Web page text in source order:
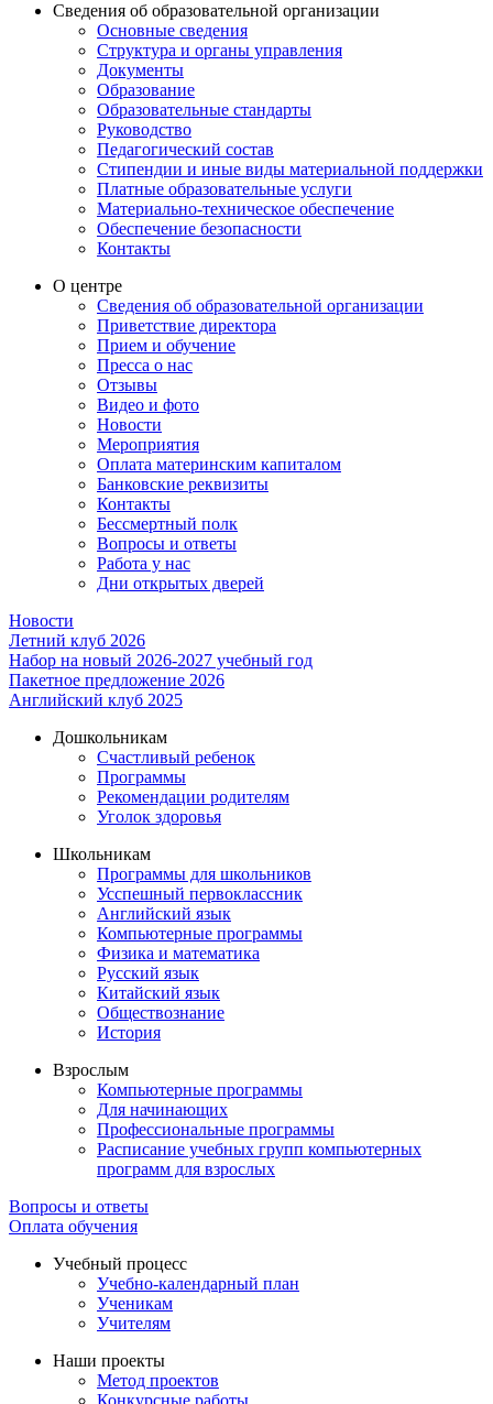
Сведения об образовательной организации
Основные сведения
Структура и органы управления
Документы
Образование
Образовательные стандарты
Руководство
Педагогический состав
Стипендии и иные виды материальной поддержки
Платные образовательные услуги
Материально-техническое обеспечение
Обеспечение безопасности
Контакты
О центре
Сведения об образовательной организации
Приветствие директора
Прием и обучение
Пресса о нас
Отзывы
Видео и фото
Новости
Мероприятия
Оплата материнским капиталом
Банковские реквизиты
Контакты
Бессмертный полк
Вопросы и ответы
Работа у нас
Дни открытых дверей
Новости
Летний клуб 2026
Набор на новый 2026-2027 учебный год
Пакетное предложение 2026
Английский клуб 2025
Дошкольникам
Счастливый ребенок
Программы
Рекомендации родителям
Уголок здоровья
Школьникам
Программы для школьников
Усспешный первоклассник
Английский язык
Компьютерные программы
Физика и математика
Русский язык
Китайский язык
Обществознание
История
Взрослым
Компьютерные программы
Для начинающих
Профессиональные программы
Расписание учебных групп компьютерных
программ для взрослых
Вопросы и ответы
Оплата обучения
Учебный процесс
Учебно-календарный план
Ученикам
Учителям
Наши проекты
Метод проектов